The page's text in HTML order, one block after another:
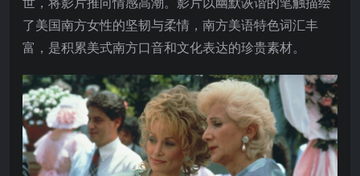
了美国南方女性的坚韧与柔情，南方美语特色词汇丰
富，是积累美式南方口音和文化表达的珍贵素材。